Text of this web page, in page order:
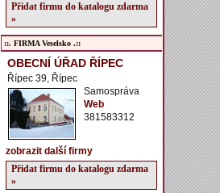
Přidat firmu do katalogu zdarma
»
::. FIRMA Veselsko .::
OBECNÍ ÚŘAD ŘÍPEC
Řípec 39, Řípec
Samospráva
Web
381583312
zobrazit další firmy
Přidat firmu do katalogu zdarma
»